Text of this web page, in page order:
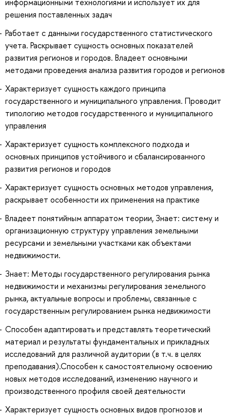
решения поставленных задач
Работает с данными государственного статистического
учета. Раскрывает сущность основных показателей
развития регионов и городов. Владеет основными
методами проведения анализа развития городов и регионов
Характеризует сущность каждого принципа
государственного и муниципального управления. Проводит
типологию методов государственного и муниципального
управления
Характеризует сущность комплексного подхода и
основных принципов устойчивого и сбалансированного
развития регионов и городов
Характеризует сущность основных методов управления,
раскрывает особенности их применения на практике
Владеет понятийным аппаратом теории, Знает: систему и
организационную структуру управления земельными
ресурсами и земельными участками как объектами
недвижимости.
Знает: Методы государственного регулирования рынка
недвижимости и механизмы регулирования земельного
рынка, актуальные вопросы и проблемы, связанные с
государственным регулированием рынка недвижимости
Способен адаптировать и представлять теоретический
материал и результаты фундаментальных и прикладных
исследований для различной аудитории (в т.ч. в целях
преподавания).Способен к самостоятельному освоению
новых методов исследований, изменению научного и
производственного профиля своей деятельности
Характеризует сущность основных видов прогнозов и